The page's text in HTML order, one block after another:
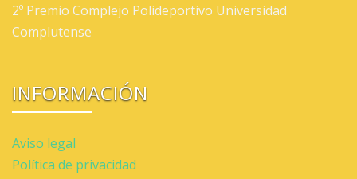
2º Premio Complejo Polideportivo Universidad
Complutense
INFORMACIÓN
Aviso legal
Política de privacidad